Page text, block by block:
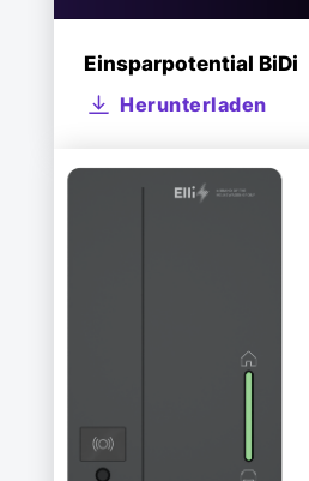
Einsparpotential BiDi
Herunterladen